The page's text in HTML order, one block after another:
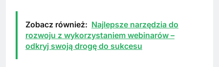
Zobacz również: Najlepsze narzędzia do
rozwoju z wykorzystaniem webinarów –
odkryj swoją drogę do sukcesu